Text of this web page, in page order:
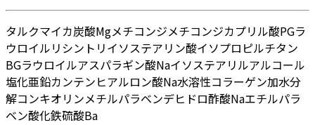
タルクマイカ炭酸Mgメチコンジメチコンジカプリル酸PGラ
ウロイルリシン トリイソステアリン酸イソプロピルチタン
BGラウロイルアスパラギン酸Naイソステアリルアルコール
塩化亜鉛カンテンヒアルロン酸Na水溶性コラーゲン加水分
解コンキオリンメチルパラベンデヒドロ酢酸Naエチルパラ
ベン酸化鉄硫酸Ba